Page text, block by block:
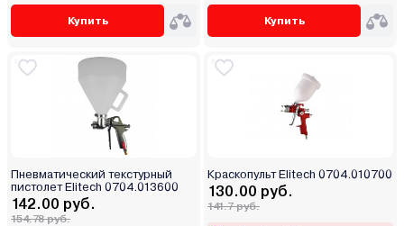
Купить Купить
Пневматический текстурный
пистолет Elitech 0704.013600
142.00 руб.
154.78 руб.
Краскопульт Elitech 0704.010700
130.00 руб.
141.7 руб.